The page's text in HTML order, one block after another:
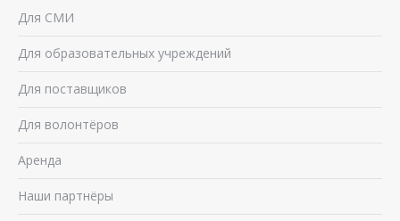
Для СМИ
Для образовательных учреждений
Для поставщиков
Для волонтёров
Аренда
Наши партнёры